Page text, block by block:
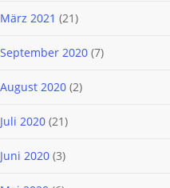
März 2021 (21)
September 2020 (7)
August 2020 (2)
Juli 2020 (21)
Juni 2020 (3)